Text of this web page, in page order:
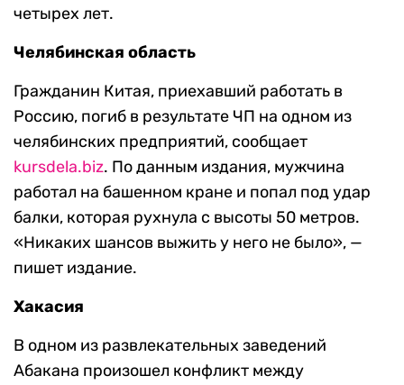
четырех лет.
Челябинская область
Гражданин Китая, приехавший работать в
Россию, погиб в результате ЧП на одном из
челябинских предприятий, сообщает
kursdela.biz. По данным издания, мужчина
работал на башенном кране и попал под удар
балки, которая рухнула с высоты 50 метров.
«Никаких шансов выжить у него не было», —
пишет издание.
Хакасия
В одном из развлекательных заведений
Абакана произошел конфликт между